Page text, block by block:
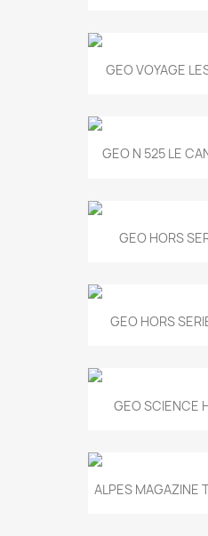
GEO VOYAGE
GEO N 525 LE
GEO HORS
GEO HORS
GEO SCIENCE
ALPES MAGAZINE